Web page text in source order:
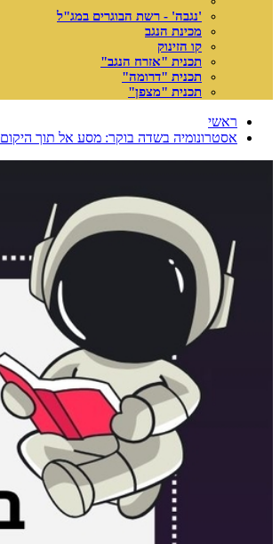
'נגבה' - רשת הבוגרים במג"ל
מכינת הנגב
קו הזינוק
תכנית "אזרח הנגב"
תכנית "דרומה"
תכנית "מצפן"
ראשי
אסטרונומיה בשדה בוקר: מסע אל תוך היקום 29.8.2024